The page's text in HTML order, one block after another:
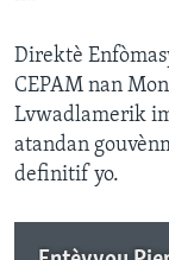
Direktè
CEPAM nan
Lvwadlamerik
atandan
definitif yo.